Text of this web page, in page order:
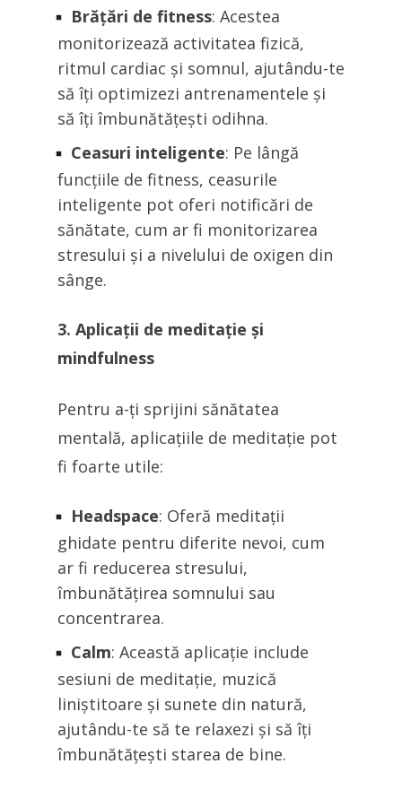
Brățări de fitness: Acestea
monitorizează activitatea fizică,
ritmul cardiac și somnul, ajutându-te
să îți optimizezi antrenamentele și
să îți îmbunătățești odihna.
Ceasuri inteligente: Pe lângă
funcțiile de fitness, ceasurile
inteligente pot oferi notificări de
sănătate, cum ar fi monitorizarea
stresului și a nivelului de oxigen din
sânge.
3. Aplicații de meditație și
mindfulness
Pentru a-ți sprijini sănătatea
mentală, aplicațiile de meditație pot
fi foarte utile:
Headspace: Oferă meditații
ghidate pentru diferite nevoi, cum
ar fi reducerea stresului,
îmbunătățirea somnului sau
concentrarea.
Calm: Această aplicație include
sesiuni de meditație, muzică
liniștitoare și sunete din natură,
ajutându-te să te relaxezi și să îți
îmbunătățești starea de bine.